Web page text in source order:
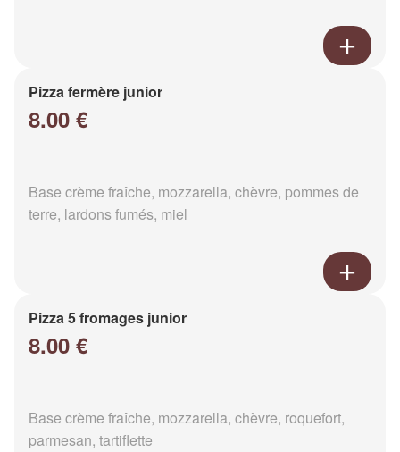
Pizza fermère junior
8.00 €
Base crème fraîche, mozzarella, chèvre, pommes de
terre, lardons fumés, miel
Pizza 5 fromages junior
8.00 €
Base crème fraîche, mozzarella, chèvre, roquefort,
parmesan, tartiflette